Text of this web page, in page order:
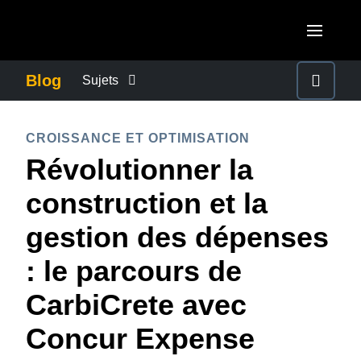
Canada (Français)
México (Español)
Brasil (Português)
United Kingdom (English)
France (Français)
Deutschland (Deutsch)
Italia (Italiano)
ASIA PACIFIC
Australia (English)
India (English)
日本（日本語)
Singapore (English)
Blog Sujets
ACTUALITÉS DE L'ENTREPRISE
CONTRÔLER LES DÉPENSES DE L'ENTREPRISE
DEVOIR DE PROTECTION
L'EXPÉRIENCE EMPLOYÉ
CROISSANCE ET OPTIMISATION
Révolutionner la
construction et la
gestion des dépenses
: le parcours de
CarbiCrete avec
Concur Expense